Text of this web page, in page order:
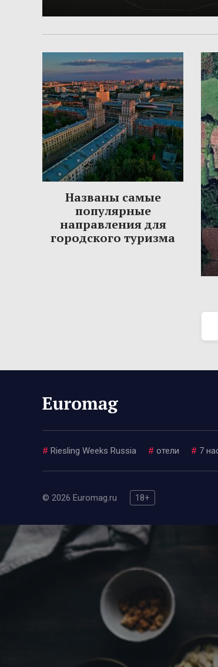
Названы самые
популярные
направления для
городского туризма
# Riesling Weeks Russia # отели # 7
© 2026 Euromag.ru 18+